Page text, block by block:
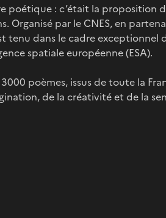
poétique : c’était la proposition
Organisé par le CNES, en
tenu dans le cadre exceptionnel
spatiale européenne (ESA).
poèmes, issus de toute la
de la créativité et de la